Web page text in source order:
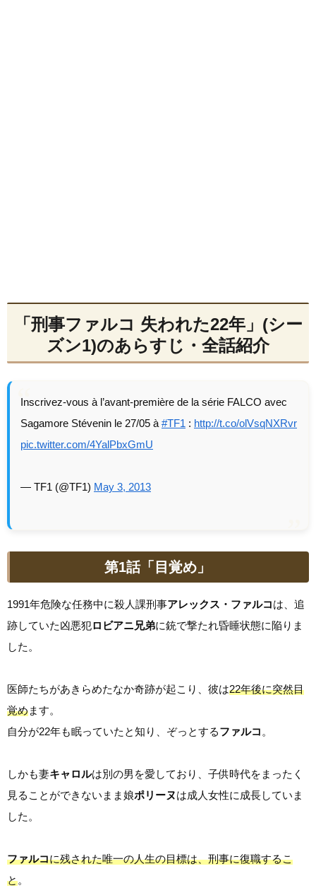
「刑事ファルコ 失われた22年」(シー
ズン1)のあらすじ・全話紹介
Inscrivez-vous à l’avant-première de la série FALCO avec
Sagamore Stévenin le 27/05 à #TF1 : http://t.co/olVsqNXRvr
pic.twitter.com/4YalPbxGmU
— TF1 (@TF1) May 3, 2013
第1話「目覚め」
1991年危険な任務中に殺人課刑事アレックス・ファルコは、追
跡していた凶悪犯ロビアニ兄弟に銃で撃たれ昏睡状態に陥りま
した。
医師たちがあきらめたなか奇跡が起こり、彼は22年後に突然目
覚めます。
自分が22年も眠っていたと知り、ぞっとするファルコ 。
しかも妻キャロルは別の男を愛しており、子供時代をまったく
見ることができないまま娘ポリーヌは成人女性に成長していま
した。
ファルコに残された唯一の人生の目標は、刑事に復職するこ
と。